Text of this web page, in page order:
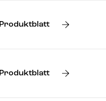
Produktblatt
Produktblatt